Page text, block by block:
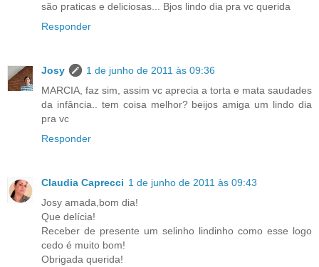
são praticas e deliciosas... Bjos lindo dia pra vc querida
Responder
Josy
1 de junho de 2011 às 09:36
MARCIA, faz sim, assim vc aprecia a torta e mata saudades
da infância.. tem coisa melhor? beijos amiga um lindo dia
pra vc
Responder
Claudia Caprecci 1 de junho de 2011 às 09:43
Josy amada,bom dia!
Que delícia!
Receber de presente um selinho lindinho como esse logo
cedo é muito bom!
Obrigada querida!